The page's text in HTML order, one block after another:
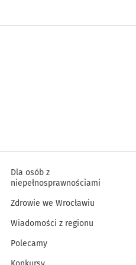
Dla osób z
niepełnosprawnościami
Zdrowie we Wrocławiu
Wiadomości z regionu
Polecamy